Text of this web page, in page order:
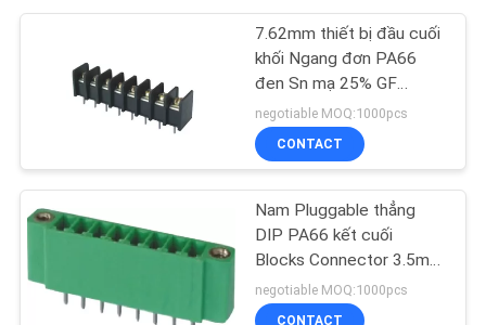
7.62mm thiết bị đầu cuối
khối Ngang đơn PA66
đen Sn mạ 25% GF
UL94V-0 Brass
negotiable MOQ:1000pcs
CONTACT
Nam Pluggable thẳng
DIP PA66 kết cuối
Blocks Connector 3.5mm
8P Wtih Tai
negotiable MOQ:1000pcs
CONTACT